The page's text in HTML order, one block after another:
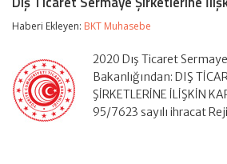
Sermaye
Şirketlerine
İlişkin
Haberi Ekleyen: BKT Muhasebe
2020 Dış Ticaret
Bakanlığından: DIŞ
ŞİRKETLERİNE İLİŞKİN
95/7623 sayılı ihracat